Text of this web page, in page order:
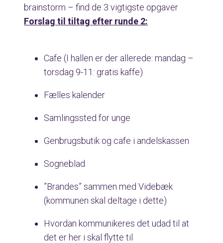
brainstorm – find de 3 vigtigste opgaver
Forslag til tiltag efter runde 2:
Cafe (I hallen er der allerede: mandag –
torsdag 9-11: gratis kaffe)
Fælles kalender
Samlingssted for unge
Genbrugsbutik og cafe i andelskassen
Sogneblad
”Brandes” sammen med Videbæk
(kommunen skal deltage i dette)
Hvordan kommunikeres det udad til at
det er her i skal flytte til